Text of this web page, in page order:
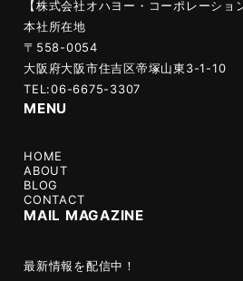
【株式会社オハヨー・コーポレーショ
本社所在地
〒558-0054
大阪府大阪市住吉区帝塚山東3-1-10
TEL:06-6675-3307
MENU
HOME
ABOUT
BLOG
CONTACT
MAIL MAGAZINE
最新情報を配信中！